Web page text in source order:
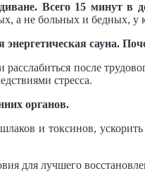
Всего 15 минут в
а не больных и бедных, у
сауна.
после
стресса.
органов.
и токсинов,
для лучшего